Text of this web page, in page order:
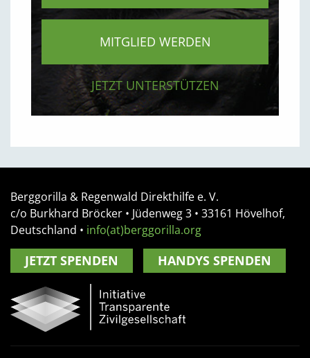
MITGLIED WERDEN
JETZT UNTERSTÜTZEN
Berggorilla & Regenwald Direkthilfe e. V.
c/o Burkhard Bröcker • Jüdenweg 3 • 33161 Hövelhof,
Deutschland • info(at)berggorilla.org
JETZT SPENDEN HANDYS SPENDEN